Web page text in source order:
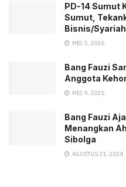
PD-14 Sumut
Sumut,
Bisnis/Syariah
MEI 5, 2026
Bang Fauzi
Anggota
MEI 9, 2025
Bang Fauzi
Menangkan
Sibolga
AGUSTUS 21, 2024